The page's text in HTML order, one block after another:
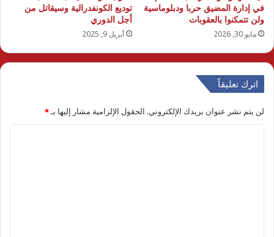
في إدارة المضيق حربا ودبلوماسية
ولن تتمكنوا بالعقوبات
مايو 30, 2026
توديع الكونفدرالية وسيقاتل من
أجل الدوري
أبريل 9, 2025
اترك تعليقاً
لن يتم نشر عنوان بريدك الإلكتروني. الحقول الإلزامية مشار إليها بـ*